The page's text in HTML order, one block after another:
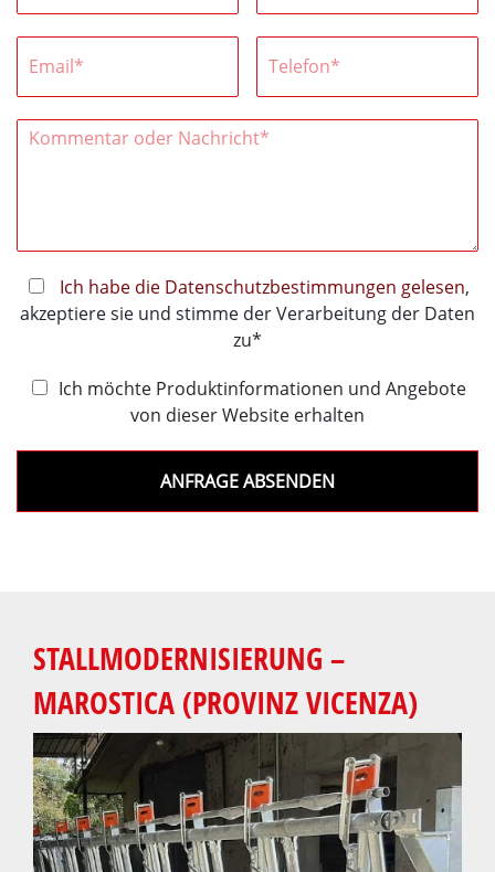
Ich habe die Datenschutzbestimmungen gelesen,
akzeptiere sie und stimme der Verarbeitung der Daten
zu*
Ich möchte Produktinformationen und Angebote
von dieser Website erhalten
ANFRAGE ABSENDEN
STALLMODERNISIERUNG –
MAROSTICA (PROVINZ VICENZA)